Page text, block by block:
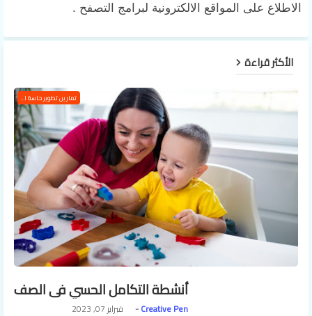
الاطلاع على المواقع الالكترونية لبرامج التصفح .
الأكثر قراءة
تمارين تطوير حاسة اللمس
أنشطة التكامل الحسي في الصف
Creative Pen فبراير 07, 2023